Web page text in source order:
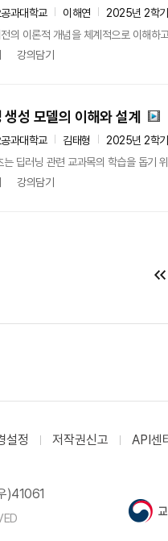
과대학교 이해연
2025년 2학기
의 이론적 개념을 체계적으로 이해하
강의담기
생성 모델의 이해와 설계
과대학교 김태형
2025년 2학기
는 딥러닝 관련 교과목의 학습을 돕
강의담기
설정 저작권신고 API센
)41061